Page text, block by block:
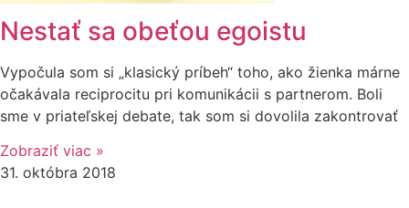
Nestať sa obeťou egoistu
Vypočula som si „klasický príbeh“ toho, ako žienka márne
očakávala reciprocitu pri komunikácii s partnerom. Boli
sme v priateľskej debate, tak som si dovolila zakontrovať
Zobraziť viac »
31. októbra 2018